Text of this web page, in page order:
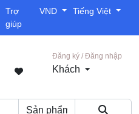
Trợ
giúp
VND Tiếng Việt
Đăng ký / Đăng nhập
Khách